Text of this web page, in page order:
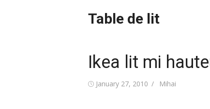
Table de lit
Ikea lit mi
Posted
January 27, 2010 Author
Mihai